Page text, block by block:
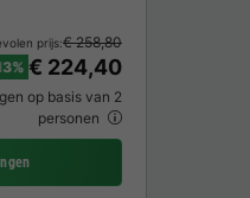
Vaatwasser Vriezer
prijs:€ 258,80
€ 224,40
op basis van 2
personen